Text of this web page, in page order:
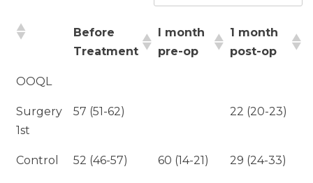
Before
Treatment
I month
pre-op
1 month
post-op
OOQL
Surgery
1st
57 (51-62) 22 (20-23)
Control 52 (46-57) 60 (14-21) 29 (24-33)